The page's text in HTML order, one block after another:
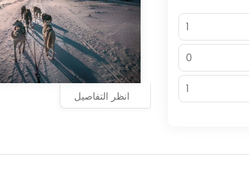
انظر التفاصيل
1
0
1